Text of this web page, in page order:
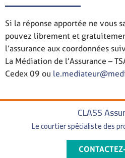
Si la réponse apportée ne vous
pouvez librement et
l’assurance aux coordonnées
La Médiation de l’Assurance –
Cedex 09 ou
CLASS
Le courtier spécialiste des